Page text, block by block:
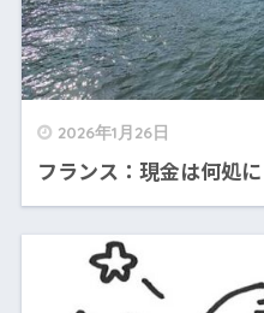
2026年1月26日
フランス：現金は何処に